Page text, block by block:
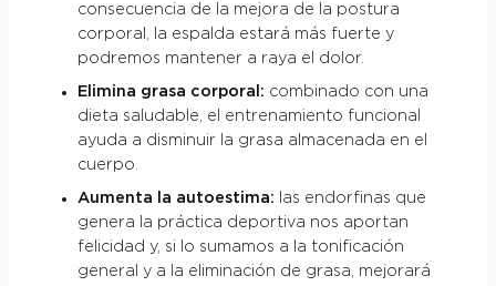
consecuencia de la mejora de la postura
corporal, la espalda estará más fuerte y
podremos mantener a raya el dolor.
Elimina grasa corporal: combinado con una
dieta saludable, el entrenamiento funcional
ayuda a disminuir la grasa almacenada en el
cuerpo.
Aumenta la autoestima: las endorfinas que
genera la práctica deportiva nos aportan
felicidad y, si lo sumamos a la tonificación
general y a la eliminación de grasa, mejorará